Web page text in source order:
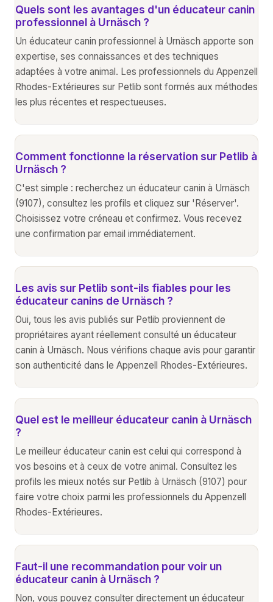
Quels sont les avantages d'un éducateur canin
professionnel à Urnäsch ?
Un éducateur canin professionnel à Urnäsch apporte son
expertise, ses connaissances et des techniques
adaptées à votre animal. Les professionnels du Appenzell
Rhodes-Extérieures sur Petlib sont formés aux méthodes
les plus récentes et respectueuses.
Comment fonctionne la réservation sur Petlib à
Urnäsch ?
C'est simple : recherchez un éducateur canin à Urnäsch
(9107), consultez les profils et cliquez sur 'Réserver'.
Choisissez votre créneau et confirmez. Vous recevez
une confirmation par email immédiatement.
Les avis sur Petlib sont-ils fiables pour les
éducateur canins de Urnäsch ?
Oui, tous les avis publiés sur Petlib proviennent de
propriétaires ayant réellement consulté un éducateur
canin à Urnäsch. Nous vérifions chaque avis pour garantir
son authenticité dans le Appenzell Rhodes-Extérieures.
Quel est le meilleur éducateur canin à Urnäsch
?
Le meilleur éducateur canin est celui qui correspond à
vos besoins et à ceux de votre animal. Consultez les
profils les mieux notés sur Petlib à Urnäsch (9107) pour
faire votre choix parmi les professionnels du Appenzell
Rhodes-Extérieures.
Faut-il une recommandation pour voir un
éducateur canin à Urnäsch ?
Non, vous pouvez consulter directement un éducateur